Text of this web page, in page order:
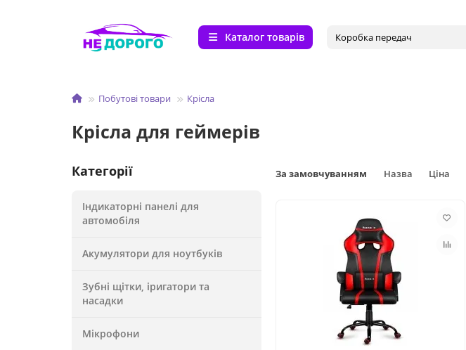
Каталог товарів
Побутові товари Крісла
Крісла для геймерів
Категорії
Індикаторні панелі для
автомобіля
Акумулятори для ноутбуків
Зубні щітки, іригатори та
насадки
Мікрофони
За замовчуванням Назва Ціна